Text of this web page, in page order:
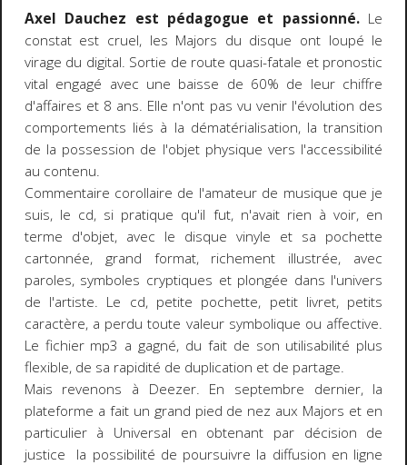
Axel Dauchez est pédagogue et passionné.Le
constat est cruel, les Majors du disque ont loupé le
virage du digital. Sortie de route quasi-fatale et pronostic
vital engagé avec une baisse de 60% de leur chiffre
d'affaires et 8 ans. Elle n'ont pas vu venir l'évolution des
comportements liés à la dématérialisation, la transition
de la possession de l'objet physique vers l'accessibilité
au contenu.
Commentaire corollaire de l'amateur de musique que je
suis, le cd, si pratique qu'il fut, n'avait rien à voir, en
terme d'objet, avec le disque vinyle et sa pochette
cartonnée, grand format, richement illustrée, avec
paroles, symboles cryptiques et plongée dans l'univers
de l'artiste. Le cd, petite pochette, petit livret, petits
caractère, a perdu toute valeur symbolique ou affective.
Le fichier mp3 a gagné, du fait de son utilisabilité plus
flexible, de sa rapidité de duplication et de partage.
Mais revenons à Deezer. En septembre dernier, la
plateforme a fait un grand pied de nez aux Majors et en
particulier à Universal en obtenant par décision de
justice la possibilité de poursuivre la diffusion en ligne